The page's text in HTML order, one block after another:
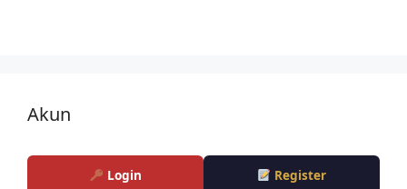
Akun
Login Register